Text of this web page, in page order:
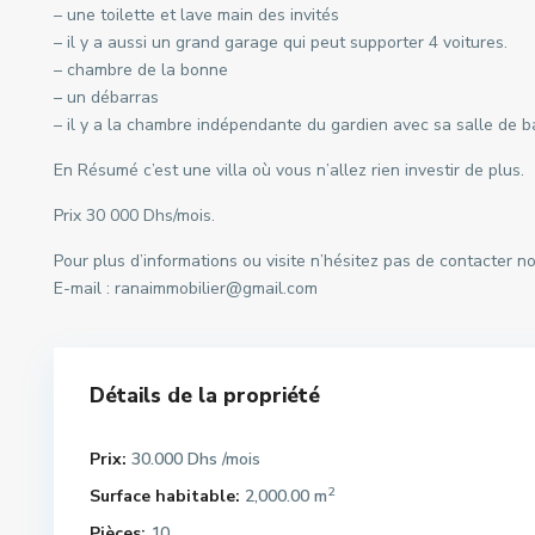
– une toilette et lave main des invités
– il y a aussi un grand garage qui peut supporter 4 voitures.
– chambre de la bonne
– un débarras
– il y a la chambre indépendante du gardien avec sa salle de
En Résumé c’est une villa où vous n’allez rien investir de plus.
Prix 30 000 Dhs/mois.
Pour plus d’informations ou visite n’hésitez pas de contacter
E-mail : ranaimmobilier@gmail.com
Détails de la propriété
Prix: 30.000 Dhs /mois
Surface habitable: 2,000.00 m2